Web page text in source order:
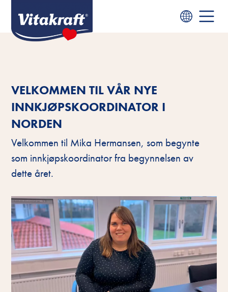
VELKOMMEN TIL VÅR NYE
INNKJØPSKOORDINATOR I
NORDEN
Velkommen til Mika Hermansen, som begynte
som innkjøpskoordinator fra begynnelsen av
dette året.